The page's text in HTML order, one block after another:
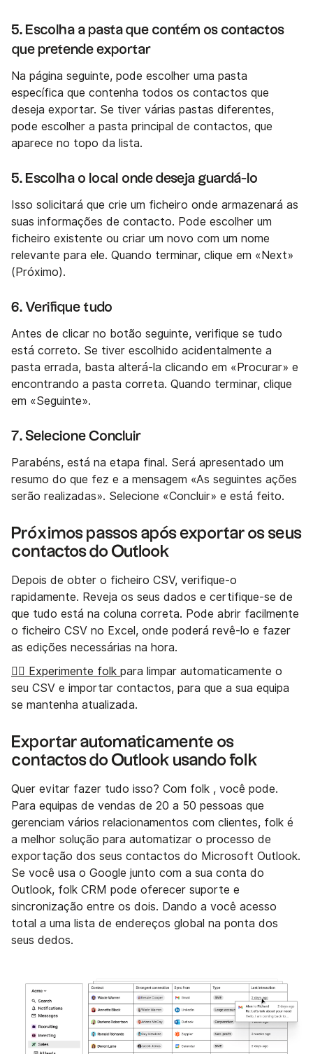
5. Escolha a pasta que contém os contactos
que pretende exportar
Na página seguinte, pode escolher uma pasta
específica que contenha todos os contactos que
deseja exportar. Se tiver várias pastas diferentes,
pode escolher a pasta principal de contactos, que
aparece no topo da lista.
5. Escolha o local onde deseja guardá-lo
Isso solicitará que crie um ficheiro onde armazenará as
suas informações de contacto. Pode escolher um
ficheiro existente ou criar um novo com um nome
relevante para ele. Quando terminar, clique em «Next»
(Próximo).
6. Verifique tudo
Antes de clicar no botão seguinte, verifique se tudo
está correto. Se tiver escolhido acidentalmente a
pasta errada, basta alterá-la clicando em «Procurar» e
encontrando a pasta correta. Quando terminar, clique
em «Seguinte».
7. Selecione Concluir
Parabéns, está na etapa final. Será apresentado um
resumo do que fez e a mensagem «As seguintes ações
serão realizadas». Selecione «Concluir» e está feito.
Próximos passos após exportar os seus
contactos do Outlook
Depois de obter o ficheiro CSV, verifique-o
rapidamente. Reveja os seus dados e certifique-se de
que tudo está na coluna correta. Pode abrir facilmente
o ficheiro CSV no Excel, onde poderá revê-lo e fazer
as edições necessárias na hora.
👉🏼 Experimente folk para limpar automaticamente o
seu CSV e importar contactos, para que a sua equipa
se mantenha atualizada.
Exportar automaticamente os
contactos do Outlook usando folk
Quer evitar fazer tudo isso? Com folk , você pode.
Para equipas de vendas de 20 a 50 pessoas que
gerenciam vários relacionamentos com clientes, folk é
a melhor solução para automatizar o processo de
exportação dos seus contactos do Microsoft Outlook.
Se você usa o Google junto com a sua conta do
Outlook, folk CRM pode oferecer suporte e
sincronização entre os dois. Dando a você acesso
total a uma lista de endereços global na ponta dos
seus dedos.